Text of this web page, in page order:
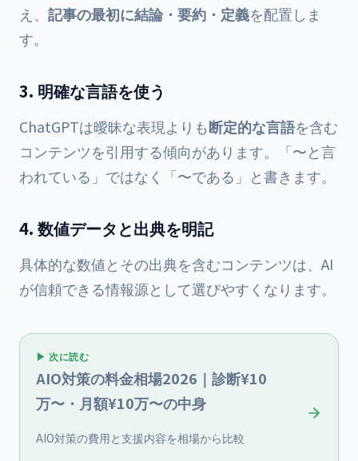
え、 記事の最初に結論・要約・定義を配置しま
す。
3. 明確な言語を使う
ChatGPTは曖昧な表現よりも断定的な言語を含む
コンテンツを引用する傾向があります。「〜と言
われている」ではなく「〜である」と書きます。
4. 数値データと出典を明記
具体的な数値とその出典を含むコンテンツは、AI
が信頼できる情報源として選びやすくなります。
▶ 次に読む
AIO対策の料金相場2026｜診断¥10
万〜・月額¥10万〜の中身
AIO対策の費用と支援内容を相場から比較